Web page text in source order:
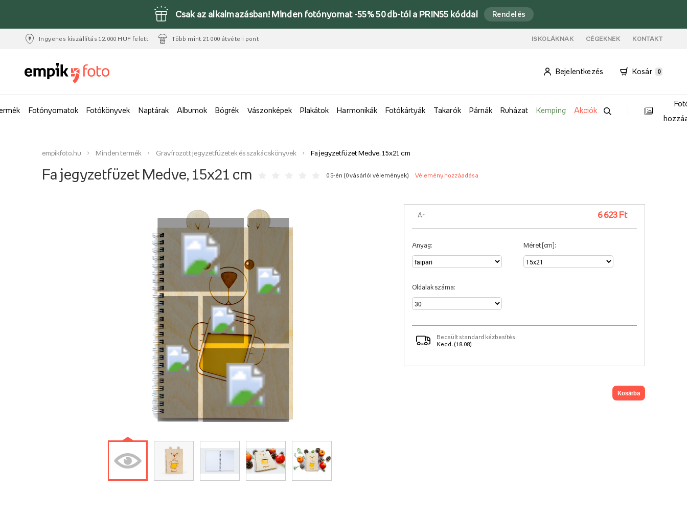
Csak az alkalmazásban! Minden fotónyomat -55% 50 db-tól a PRIN55 kóddal Rendelés
Ingyenes kiszállítás 12.000 HUF felett Több mint 21 000 átvételi pont ISKOLÁKNAK CÉGEKNEK KONTAKT
Bejelentkezés Kosár 0
Fotónyomatok Fotókönyvek Naptárak Albumok Bögrék Vászonképek Plakátok Harmonikák Fotókártyák Takarók Párnák Ruházat Kemping Akciók
empikfoto.hu Minden termék Gravírozott jegyzetfüzetek és szakácskönyvek Fa jegyzetfüzet Medve, 15x21 cm
Fa jegyzetfüzet Medve, 15x21 cm 0 5-én (0 vásárlói vélemények) Vélemény hozzáadása
Ár: 6 623 Ft
Anyag: Méret [cm]:
Oldalak száma:
Becsült standard kézbesítés:
Kedd. (18.08)
kosárba